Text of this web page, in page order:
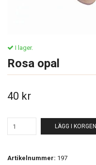
I lager.
Rosa opal
40 kr
LÄGG I KORGEN
Artikelnummer: 197